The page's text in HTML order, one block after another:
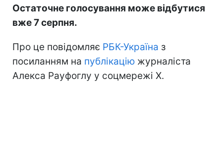
Остаточне голосування може відбутися
вже 7 серпня.
Про це повідомляє РБК-Україна з
посиланням на публікацію журналіста
Алекса Рауфоглу у соцмережі X.